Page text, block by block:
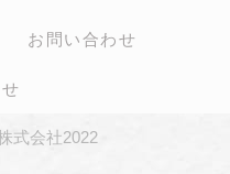
お問い合わせ
式会社2022